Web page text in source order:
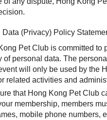
Data (Privacy) Policy
Pet Club is committed to
of personal data. The
will only be used by the
related activities and
that Hong Kong Pet Club
membership, members
mobile phone numbers,